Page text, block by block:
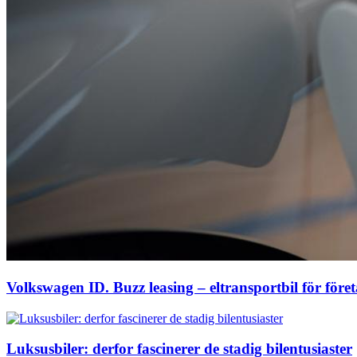
Volkswagen ID. Buzz leasing – eltransportbil för
Luksusbiler: derfor fascinerer de stadig bilentusiaster